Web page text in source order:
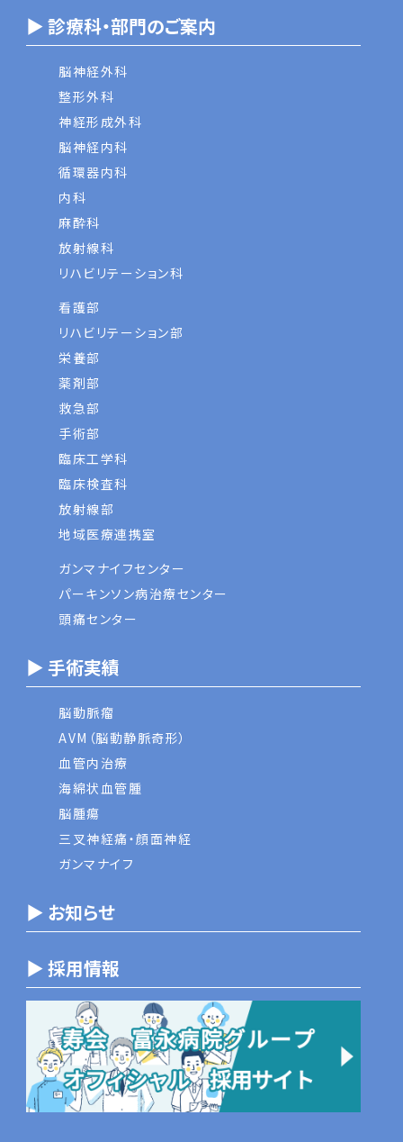
▶ 診療科・部門のご案内
脳神経外科
整形外科
神経形成外科
脳神経内科
循環器内科
内科
麻酔科
放射線科
リハビリテーション科
看護部
リハビリテーション部
栄養部
薬剤部
救急部
手術部
臨床工学科
臨床検査科
放射線部
地域医療連携室
ガンマナイフセンター
パーキンソン病治療センター
頭痛センター
▶ 手術実績
脳動脈瘤
AVM（脳動静脈奇形）
血管内治療
海綿状血管腫
脳腫瘍
三叉神経痛・顔面神経
ガンマナイフ
▶ お知らせ
▶ 採用情報